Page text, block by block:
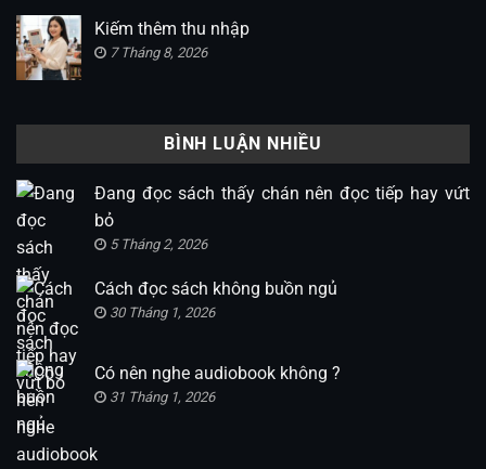
Kiếm thêm thu nhập
7 Tháng 8, 2026
BÌNH LUẬN NHIỀU
Đang đọc sách thấy chán nên đọc tiếp hay vứt
bỏ
5 Tháng 2, 2026
Cách đọc sách không buồn ngủ
30 Tháng 1, 2026
Có nên nghe audiobook không ?
31 Tháng 1, 2026